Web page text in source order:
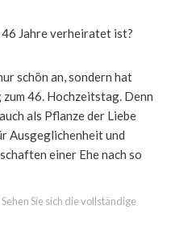
Jahre verheiratet ist?
schön an, sondern hat
46. Hochzeitstag. Denn
als Pflanze der Liebe
Ausgeglichenheit und
einer Ehe nach so
Sehen Sie sich die vollständige